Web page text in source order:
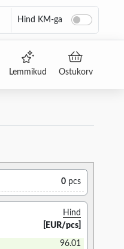
Hind KM-ga
Lemmikud Ostukorv
0 pcs
Hind
[EUR/pcs]
96.01